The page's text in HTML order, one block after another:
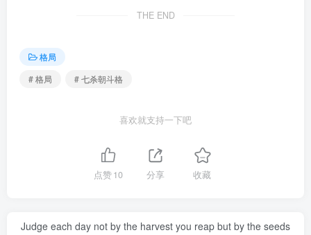
THE END
格局
# 格局
# 七杀朝斗格
喜欢就支持一下吧
点赞10 分享 收藏
Judge each day not by the harvest you reap but by the seeds